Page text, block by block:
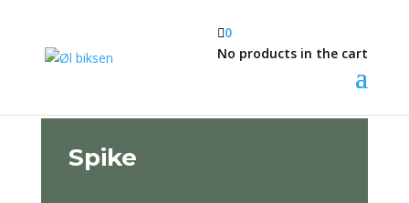
0
No products in the cart
Spike